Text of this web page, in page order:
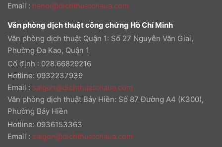
Email : hanoi@dichthuatchaua.com
Văn phòng dịch thuật công chứng Hồ Chí Minh
Văn phòng dịch thuật Quận 1: Số 27 Nguyễn Văn Giai,
Phường Đa Kao, Quận 1
Cố định : 028.66829216
Hotline: 0932237939
Email : saigon@dichthuatchaua.com
Văn phòng dịch thuật Bảy Hiền: Số 87 Đường A4 (K300),
Phường Bảy Hiền
Hotline: 0936153363
Email : saigon@dichthuatchaua.com